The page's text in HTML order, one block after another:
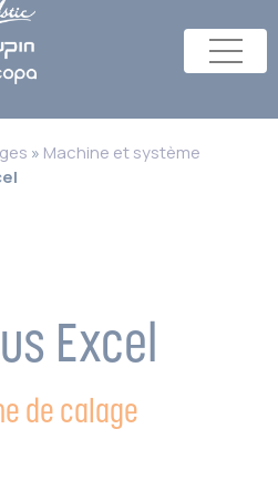
» Machine et système
Excel
de calage